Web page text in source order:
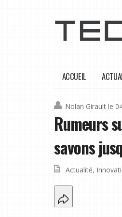
ACCUEIL
Nolan Girault le
Rumeurs
savons
Actualité,